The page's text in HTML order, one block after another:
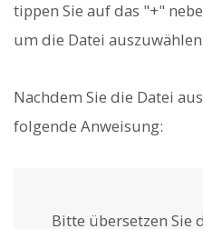
tippen Sie auf das "+"
um die Datei
Nachdem Sie die Datei
folgende Anweisung:
Bitte übersetzen Sie